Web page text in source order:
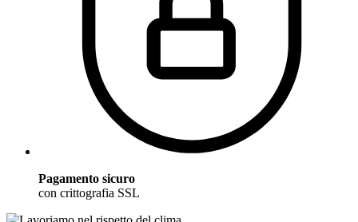
Pagamento sicuro
con crittografia SSL